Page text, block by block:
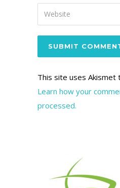
This site uses Akismet
Learn how your
processed.